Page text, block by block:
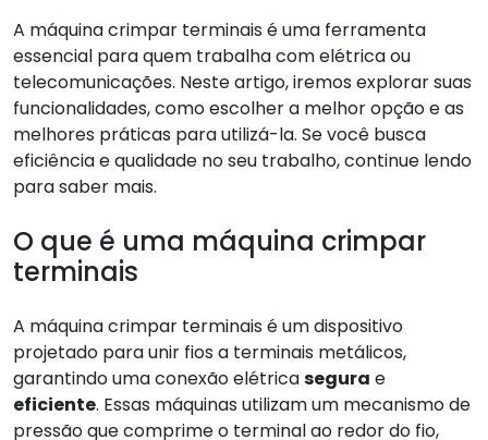
A máquina crimpar terminais é uma ferramenta
essencial para quem trabalha com elétrica ou
telecomunicações. Neste artigo, iremos explorar suas
funcionalidades, como escolher a melhor opção e as
melhores práticas para utilizá-la. Se você busca
eficiência e qualidade no seu trabalho, continue lendo
para saber mais.
O que é uma máquina crimpar
terminais
A máquina crimpar terminais é um dispositivo
projetado para unir fios a terminais metálicos,
garantindo uma conexão elétricasegura e
eficiente. Essas máquinas utilizam um mecanismo de
pressão que comprime o terminal ao redor do fio,